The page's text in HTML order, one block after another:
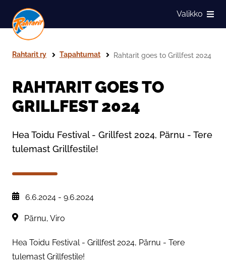
Siirry sivun sisältöön
Näytä
Valikko
Rahtarit ry Tapahtumat Rahtarit goes to Grillfest 2024
RAHTARIT GOES TO
GRILLFEST 2024
Hea Toidu Festival - Grillfest 2024, Pärnu - Tere
tulemast Grillfestile!
, Tapahtuman päiväys:
6.6.2024 - 9.6.2024
Sijainti:Pärnu, Viro
Hea Toidu Festival - Grillfest 2024, Pärnu - Tere
tulemast Grillfestile!